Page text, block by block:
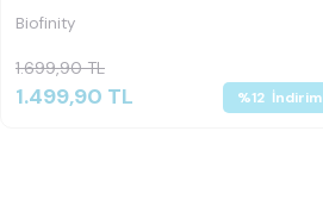
Biofinity
1.699,90TL
1.499,90 TL %12 İndirim